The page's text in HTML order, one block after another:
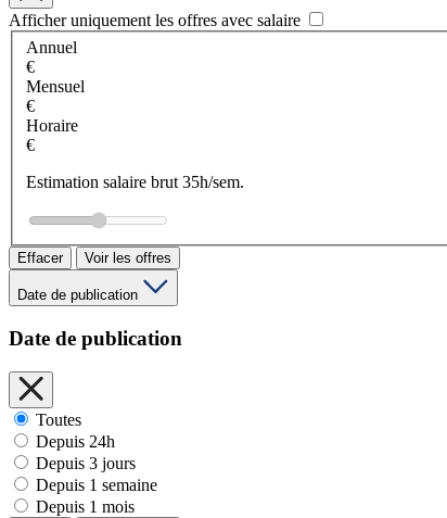
Afficher uniquement les offres avec salaire
Annuel
€
Mensuel
€
Horaire
€
Estimation salaire brut 35h/sem.
Effacer Voir les offres
Date de publication
Date de publication
Toutes
Depuis 24h
Depuis 3 jours
Depuis 1 semaine
Depuis 1 mois